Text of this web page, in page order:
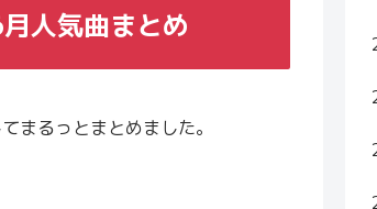
人気曲まとめ
まるっとまとめました。